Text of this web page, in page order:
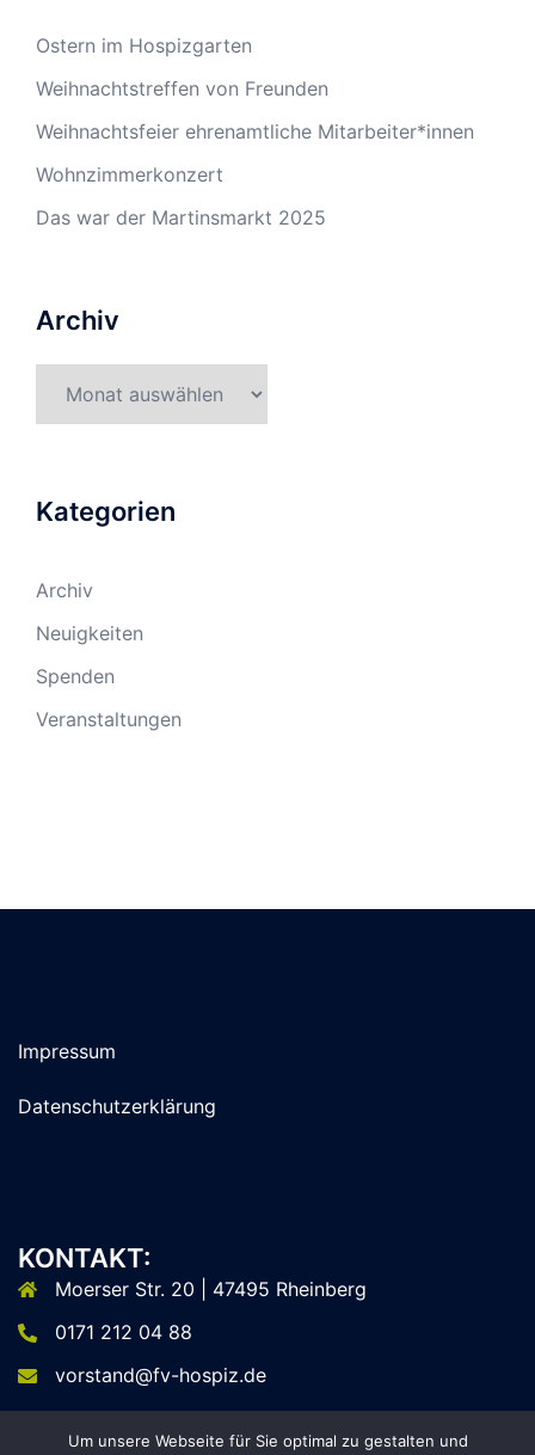
Ostern im Hospizgarten
Weihnachtstreffen von Freunden
Weihnachtsfeier ehrenamtliche Mitarbeiter*innen
Wohnzimmerkonzert
Das war der Martinsmarkt 2025
Archiv
Kategorien
Archiv
Neuigkeiten
Spenden
Veranstaltungen
Impressum
Datenschutzerklärung
KONTAKT:
Moerser Str. 20 | 47495 Rheinberg
0171 212 04 88
vorstand@fv-hospiz.de
Um unsere Webseite für Sie optimal zu gestalten und